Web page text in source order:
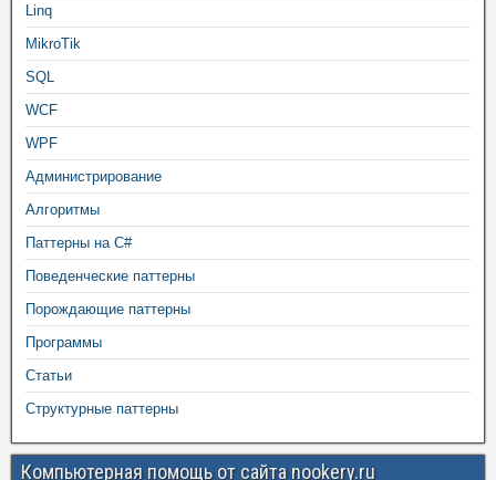
Linq
MikroTik
SQL
WCF
WPF
Администрирование
Алгоритмы
Паттерны на C#
Поведенческие паттерны
Порождающие паттерны
Программы
Статьи
Структурные паттерны
Компьютерная помощь от сайта nookery.ru